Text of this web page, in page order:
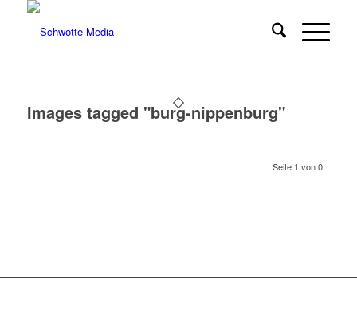
Images tagged "burg-nippenburg"
Seite 1 von 0